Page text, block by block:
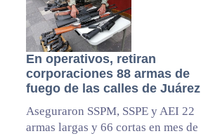
En operativos, retiran
corporaciones 88 armas de
fuego de las calles de Juárez
Aseguraron SSPM, SSPE y AEI 22
armas largas y 66 cortas en mes de